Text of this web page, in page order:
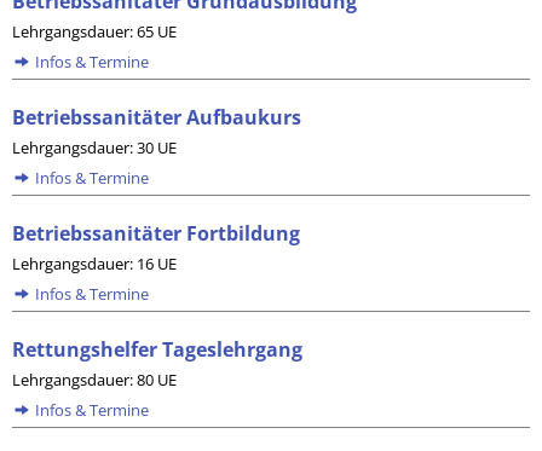
Lehrgangsdauer: 65 UE
Infos & Termine
Betriebssanitäter Aufbaukurs
Lehrgangsdauer: 30 UE
Infos & Termine
Betriebssanitäter Fortbildung
Lehrgangsdauer: 16 UE
Infos & Termine
Rettungshelfer Tageslehrgang
Lehrgangsdauer: 80 UE
Infos & Termine